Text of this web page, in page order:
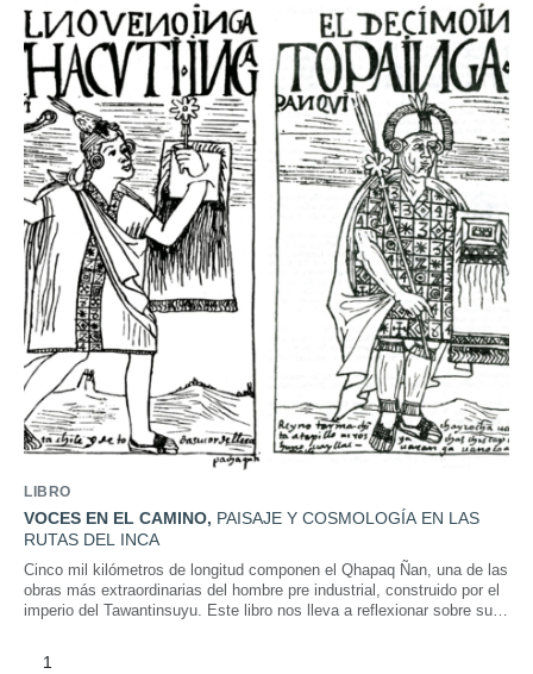
LIBRO
VOCES EN EL CAMINO, PAISAJE Y COSMOLOGÍA EN LAS
RUTAS DEL INCA
Cinco mil kilómetros de longitud componen el Qhapaq Ñan, una de las
obras más extraordinarias del hombre pre industrial, construido por el
imperio del Tawantinsuyu. Este libro nos lleva a reflexionar sobre su
1